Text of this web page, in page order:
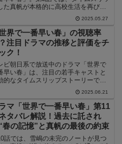
た真帆が本格的に高校生活を再び過
始め、雪嶋先輩との距離が徐々に近
ていきます。第1話で明かされた「リ
ブライン」の真実を抱えたまま、真
“過去を変える”という選択肢に直面し
ます。この記事では、第2話のあらす
ともに、登場人物の変化や今後の伏
視聴者の感想までを詳しく解説しま
2025.05.27
世界で一番早い春」の視聴率
注目ドラマの推移と評価をチ
ク！
ビ朝日系で放送中のドラマ「世界で
早い春」は、注目の若手キャストと
的なタイムスリップストーリーで話
呼んでいます。本記事では、気にな
世界で一番早い春」の視聴率推移
SNSでのリアルタイム反応、業界関
からの評価を徹底的にまとめてご紹
ます。視聴率だけでなく、なぜ注目
ているのか、作品の魅力がどこにあ
かも分析し、数字の背景にあるドラ
2025.06.21
ラマ「世界で一番早い春」第11
タバレ解説！過去に託され
春の記憶”と真帆の最後の約束
話では、雪嶋の未完のノートが見つ